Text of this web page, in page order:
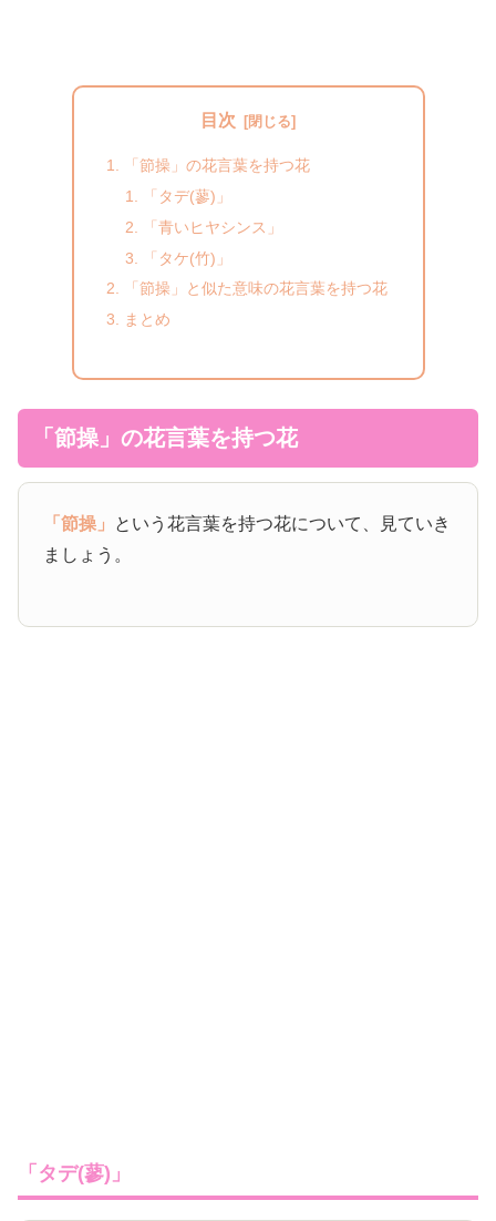
目次
「節操」の花言葉を持つ花
「タデ(蓼)」
「青いヒヤシンス」
「タケ(竹)」
「節操」と似た意味の花言葉を持つ花
まとめ
「節操」の花言葉を持つ花
「節操」 という花言葉を持つ花について、見ていき
ましょう。
「タデ(蓼)」